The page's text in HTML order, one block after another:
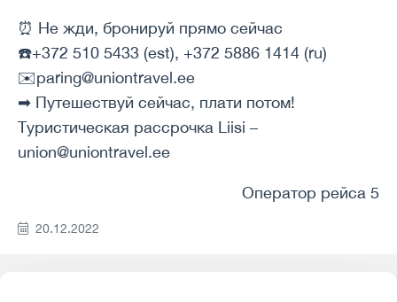
⏰ Не жди, бронируй прямо сейчас
☎️+372 510 5433 (est), +372 5886 1414 (ru)
✉️paring@uniontravel.ee
➡ Путешествуй сейчас, плати потом!
Туристическая рассрочка Liisi –
union@uniontravel.ee
Оператор рейса 5
20.12.2022